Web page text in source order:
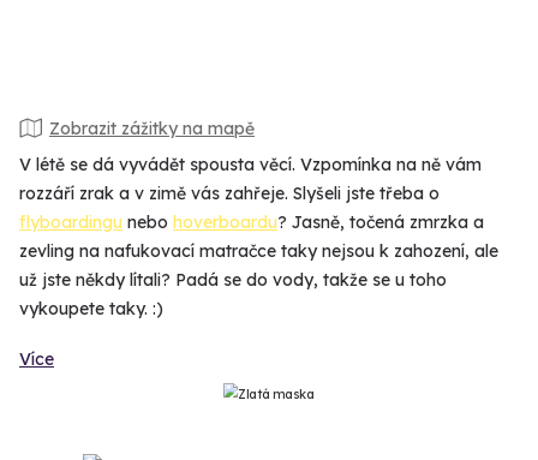
Zobrazit zážitky na mapě
V létě se dá vyvádět spousta věcí. Vzpomínka na ně vám
rozzáří zrak a v zimě vás zahřeje. Slyšeli jste třeba o
flyboardingu nebo hoverboardu? Jasně, točená zmrzka a
zevling na nafukovací matračce taky nejsou k zahození, ale
už jste někdy lítali? Padá se do vody, takže se u toho
vykoupete taky. :)
Více